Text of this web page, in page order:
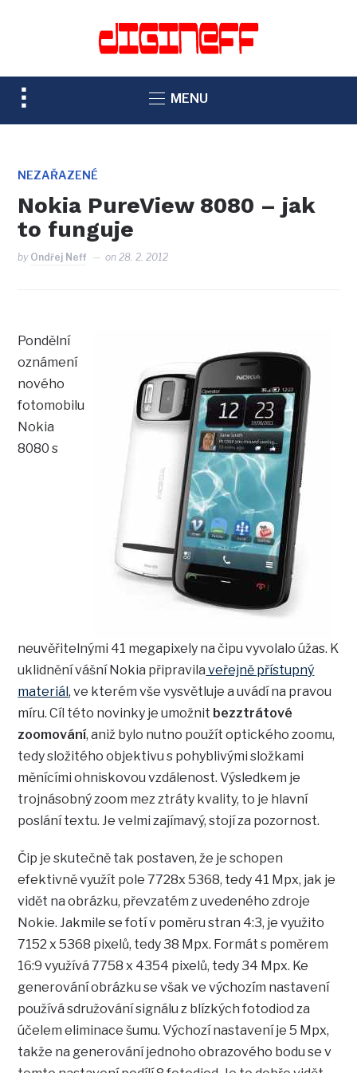
TOGGLE
SIDEBAR
NAVIGATION
MENU
NEZAŘAZENÉ
Nokia PureView 8080 – jak
to funguje
by Ondřej Neff on28. 2. 2012
Pondělní
oznámení
nového
fotomobilu
Nokia
8080 s
neuvěřitelnými 41 megapixely na čipu vyvolalo úžas. K
uklidnění vášní Nokia připravila veřejně přístupný
materiál, ve kterém vše vysvětluje a uvádí na pravou
míru. Cíl této novinky je umožnit bezztrátové
zoomování, aniž bylo nutno použít optického zoomu,
tedy složitého objektivu s pohyblivými složkami
měnícími ohniskovou vzdálenost. Výsledkem je
trojnásobný zoom mez ztráty kvality, to je hlavní
poslání textu. Je velmi zajímavý, stojí za pozornost.
Čip je skutečně tak postaven, že je schopen
efektivně využít pole 7728x 5368, tedy 41 Mpx, jak je
vidět na obrázku, převzatém z uvedeného zdroje
Nokie. Jakmile se fotí v poměru stran 4:3, je využito
7152 x 5368 pixelů, tedy 38 Mpx. Formát s poměrem
16:9 využívá 7758 x 4354 pixelů, tedy 34 Mpx. Ke
generování obrázku se však ve výchozím nastavení
používá sdružování signálu z blízkých fotodiod za
účelem eliminace šumu. Výchozí nastavení je 5 Mpx,
takže na generování jednoho obrazového bodu se v